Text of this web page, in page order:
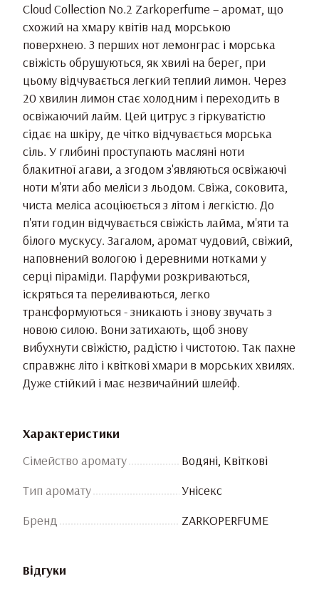
Cloud Collection No.2 Zarkoperfume – аромат, що
схожий на хмару квітів над морською
поверхнею. З перших нот лемонграс і морська
свіжість обрушуються, як хвилі на берег, при
цьому відчувається легкий теплий лимон. Через
20 хвилин лимон стає холодним і переходить в
освіжаючий лайм. Цей цитрус з гіркуватістю
сідає на шкіру, де чітко відчувається морська
сіль. У глибині проступають масляні ноти
блакитної агави, а згодом з'являються освіжаючі
ноти м'яти або меліси з льодом. Свіжа, соковита,
чиста меліса асоціюється з літом і легкістю. До
п'яти годин відчувається свіжість лайма, м'яти та
білого мускусу. Загалом, аромат чудовий, свіжий,
наповнений вологою і деревними нотками у
серці піраміди. Парфуми розкриваються,
іскряться та переливаються, легко
трансформуються - зникають і знову звучать з
новою силою. Вони затихають, щоб знову
вибухнути свіжістю, радістю і чистотою. Так пахне
справжнє літо і квіткові хмари в морських хвилях.
Дуже стійкий і має незвичайний шлейф.
Характеристики
Сімейство аромату
Водяні, Квіткові
Тип аромату
Унісекс
Бренд
ZARKOPERFUME
Відгуки